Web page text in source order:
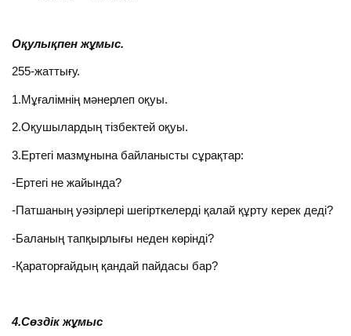
Оқулықпен жұмыс.
255-жаттығу.
1.Мұғалімнің мәнерлеп оқуы.
2.Оқушылардың тізбектей оқуы.
3.Ертегі мазмұнына байланысты сұрақтар:
-Ертегі не жайында?
-Патшаның уәзірлері шегірткелерді қалай құрту керек деді?
-Баланың тапқырлығы неден көрінді?
-Қараторғайдың қандай пайдасы бар?
4.Сөздік жұмыс